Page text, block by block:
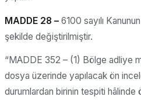
MADDE 28 – 6100 sayılı
şekilde değiştirilmiştir.
“MADDE 352 – (1) Bölge adliye
dosya üzerinde yapılacak ön
durumlardan birinin tespiti